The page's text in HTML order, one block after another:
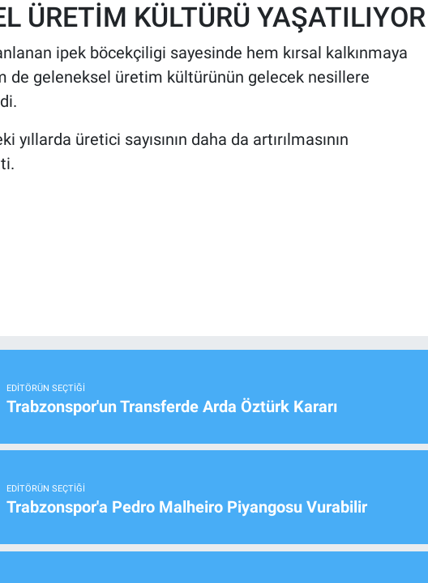
ÜRETİM KÜLTÜRÜ YAŞATILIYOR
ipek böcekçiligi sayesinde hem kırsal kalkınmaya
de geleneksel üretim kültürünün gelecek nesillere
yıllarda üretici sayısının daha da artırılmasının
EDITÖRÜN SEÇTIĞI
Trabzonspor'un Transferde Arda Öztürk Kararı
EDITÖRÜN SEÇTIĞI
Trabzonspor'a Pedro Malheiro Piyangosu Vurabilir